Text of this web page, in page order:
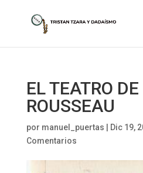
EL TEATRO
ROUSSEAU
por manuel_puertas Dic 19,
Comentarios